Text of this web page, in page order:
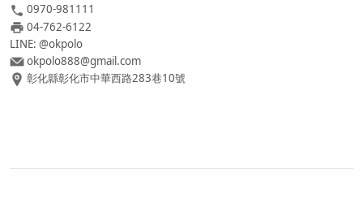
0970-981111
04-762-6122
LINE: @okpolo
okpolo888@gmail.com
彰化縣彰化市中華西路283巷10號